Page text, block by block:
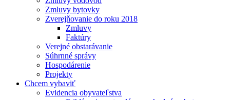
Zmluvy bytovky
Zverejňovanie do roku 2018
Zmluvy
Faktúry
Verejné obstarávanie
Súhrnné správy
Hospodárenie
Projekty
Chcem vybaviť
Evidencia obyvateľstva